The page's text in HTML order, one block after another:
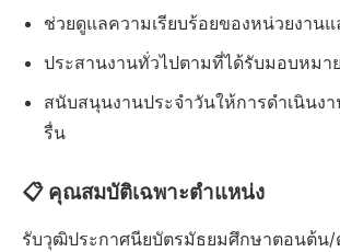
ช่วยดูแลความเรียบร้อยของหน่วยงานแ
ประสานงานทั่วไปตามที่ได้รับมอบหมาย
สนับสนุนงานประจำวันให้การดำเนินงา
รื่น
📋 คุณสมบัติเฉพาะตำแหน่ง
รับวุฒิประกาศนียบัตรมัธยมศึกษาตอนต้น/